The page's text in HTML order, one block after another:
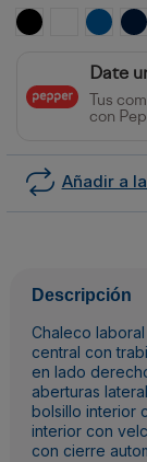
NEGRO BLANCOROYAL
Date
Tus
con
Añadir a
Descripción
Chaleco laboral
central con
en lado
aberturas
bolsillo interior
interior con
con cierre